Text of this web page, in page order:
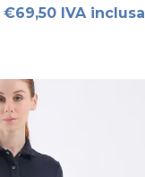
€69,50 IVA inclusa